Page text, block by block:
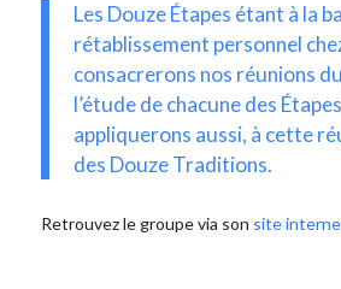
Les Douze Étapes étant à la
rétablissement personnel
consacrerons nos réunions
l’étude de chacune des
appliquerons aussi, à cette
des Douze Traditions.
Retrouvez le groupe via son site